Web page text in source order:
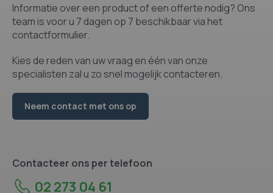
Informatie over een product of een offerte nodig? Ons
team is voor u 7 dagen op 7 beschikbaar via het
contactformulier.
Kies de reden van uw vraag en één van onze
specialisten zal u zo snel mogelijk contacteren.
Neem contact met ons op
Contacteer ons per telefoon
02 273 04 61